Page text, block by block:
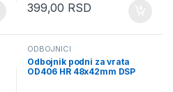
399,00 RSD
ODBOJNICI
Odbojnik podni za vrata
OD406 HR 48x42mm DSP